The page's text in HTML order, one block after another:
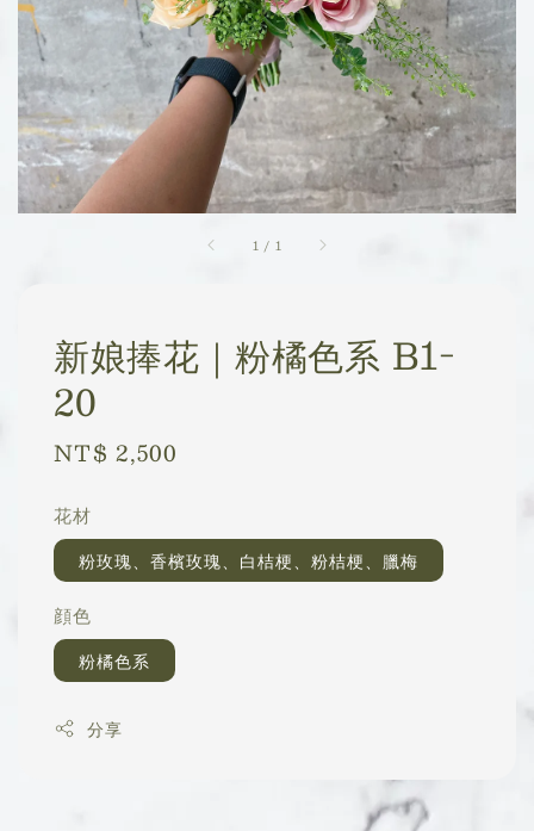
1 / 1
新娘捧花｜粉橘色系 B1-
20
Regular
NT$ 2,500
花材
粉玫瑰、香檳玫瑰、白桔梗、粉桔梗、臘梅
顔色
粉橘色系
分享